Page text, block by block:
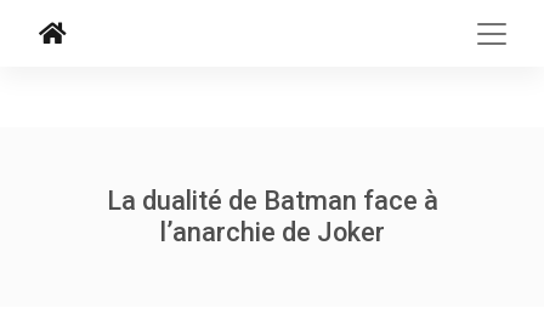
La dualité de Batman face à
l’anarchie de Joker